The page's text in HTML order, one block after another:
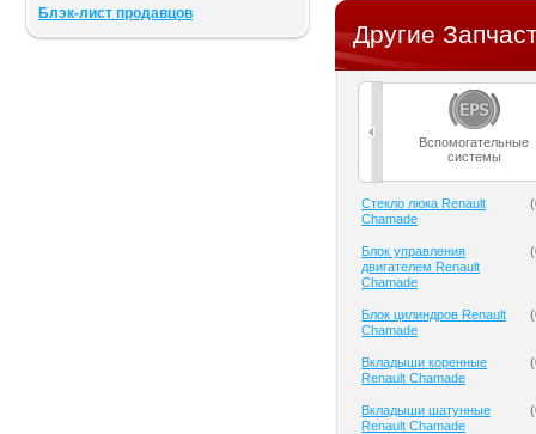
Блэк-лист продавцов
Другие
Вспомогательные
системы
Cтекло люка Renault
Chamade
(
Блок управления
двигателем Renault
Chamade
(
Блок цилиндров Renault
Chamade
(
Вкладыши коренные
Renault Chamade
(
Вкладыши шатунные
Renault Chamade
(